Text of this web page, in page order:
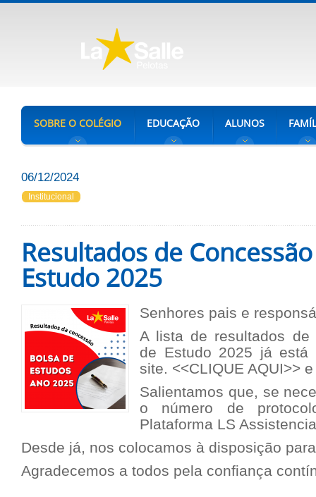
SOBRE O COLÉGIO EDUCAÇÃO ALUNOS
06/12/2024
Institucional
Resultados de
Estudo 2025
Senhores pais e
A lista de resultados de
de Estudo 2025 já está
site. <<CLIQUE AQUI>>
Salientamos que, se
o número de
Plataforma LS
Desde já, nos colocamos à disposição
Agradecemos a todos pela confiança